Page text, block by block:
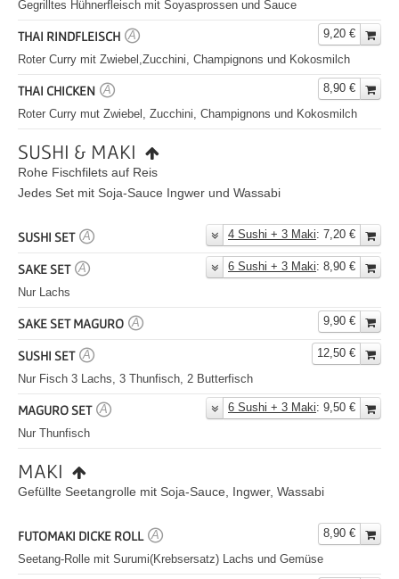
Gegrilltes Hühnerfleisch mit Soyasprossen und Sauce
THAI RINDFLEISCH A
9,20 €
Roter Curry mit Zwiebel,Zucchini, Champignons und Kokosmilch
THAI CHICKEN A
8,90 €
Roter Curry mut Zwiebel, Zucchini, Champignons und Kokosmilch
SUSHI & MAKI
Rohe Fischfilets auf Reis
Jedes Set mit Soja-Sauce Ingwer und Wassabi
SUSHI SET A 4 Sushi + 3 Maki: 7,20 €
SAKE SET A 6 Sushi + 3 Maki: 8,90 €
Nur Lachs
SAKE SET MAGURO A 9,90 €
SUSHI SET A
12,50 €
Nur Fisch 3 Lachs, 3 Thunfisch, 2 Butterfisch
MAGURO SET A 6 Sushi + 3 Maki: 9,50 €
Nur Thunfisch
MAKI
Gefüllte Seetangrolle mit Soja-Sauce, Ingwer, Wassabi
FUTOMAKI DICKE ROLL A
8,90 €
Seetang-Rolle mit Surumi(Krebsersatz) Lachs und Gemüse